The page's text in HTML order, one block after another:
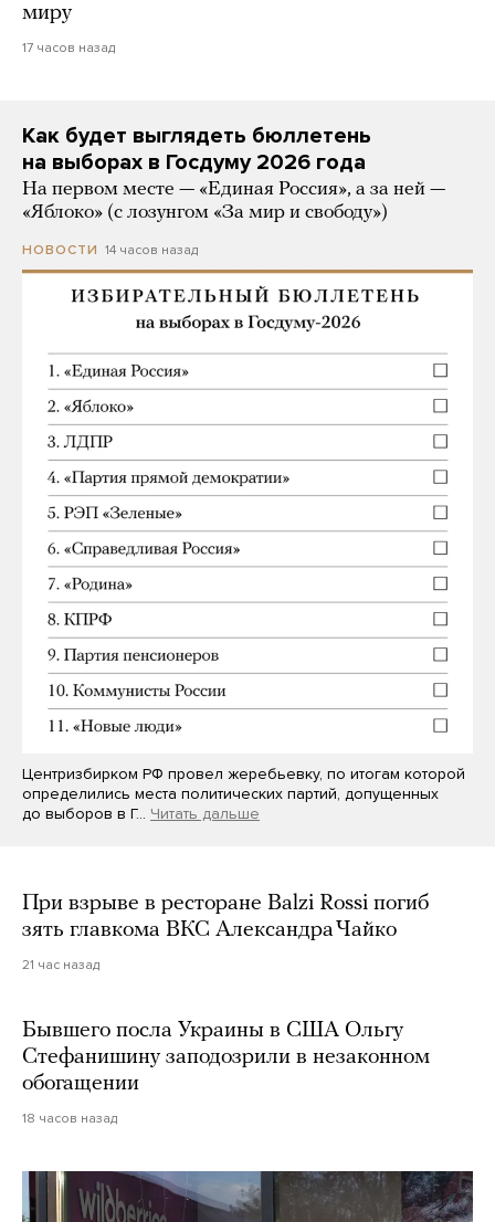
миру
17 часов назад
Как будет выглядеть бюллетень
на выборах в Госдуму 2026 года
На первом месте — «Единая Россия», а за ней —
«Яблоко» (с лозунгом «За мир и свободу»)
НОВОСТИ 14 часов назад
Центризбирком РФ провел жеребьевку, по итогам которой
определились места политических партий, допущенных
до выборов в Г… Читать дальше
При взрыве в ресторане Balzi Rossi погиб
зять главкома ВКС Александра Чайко
21 час назад
Бывшего посла Украины в США Ольгу
Стефанишину заподозрили в незаконном
обогащении
18 часов назад